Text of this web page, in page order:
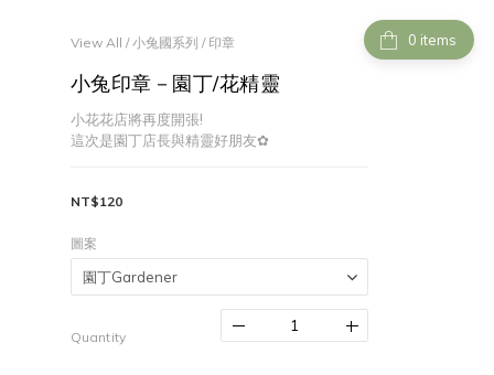
items
View All /小兔國系列 / 印章
小兔印章－園丁/花精靈
小花花店將再度開張!
這次是園丁店長與精靈好朋友✿
NT$120
圖案
Quantity